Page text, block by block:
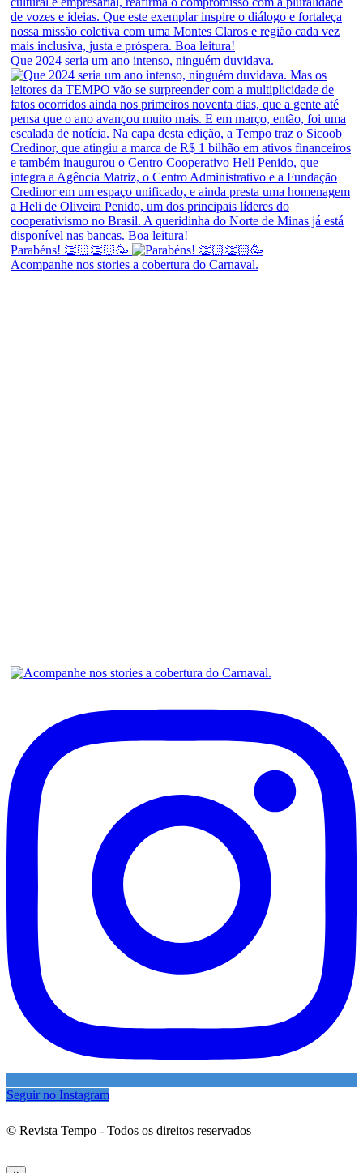
Que 2024 seria um ano intenso, ninguém duvidava.
Parabéns! 👏🏻👏🏻🥳
Acompanhe nos stories a cobertura do Carnaval.
Seguir no Instagram
© Revista Tempo - Todos os direitos reservados